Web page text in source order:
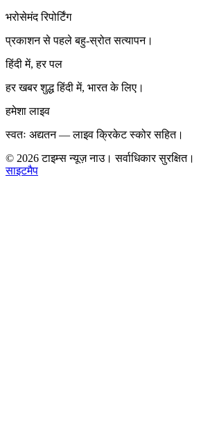
भरोसेमंद रिपोर्टिंग
प्रकाशन से पहले बहु-स्रोत सत्यापन।
हिंदी में, हर पल
हर खबर शुद्ध हिंदी में, भारत के लिए।
हमेशा लाइव
स्वतः अद्यतन — लाइव क्रिकेट स्कोर सहित।
© 2026टाइम्स न्यूज़ नाउ। सर्वाधिकार सुरक्षित।
साइटमैप